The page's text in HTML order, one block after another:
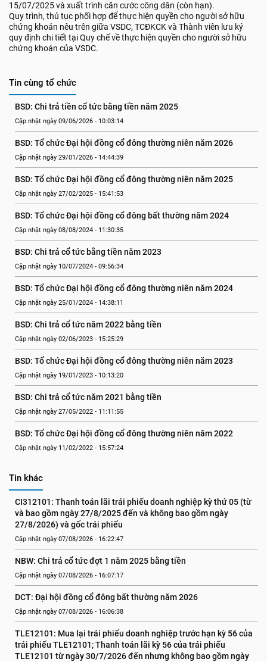
15/07/2025 và xuất trình căn cước công dân (còn hạn).
Quy trình, thủ tục phối hợp để thực hiện quyền cho người sở hữu
chứng khoán nêu trên giữa VSDC, TCĐKCK và Thành viên lưu ký
quy định chi tiết tại Quy chế về thực hiện quyền cho người sở hữu
chứng khoán của VSDC.
Tin cùng tổ chức
BSD: Chi trả tiền cổ tức bằng tiền năm 2025
Cập nhật ngày 09/06/2026 - 10:03:14
BSD: Tổ chức Đại hội đồng cổ đông thường niên năm 2026
Cập nhật ngày 29/01/2026 - 14:44:39
BSD: Tổ chức Đại hội đồng cổ đông thường niên năm 2025
Cập nhật ngày 27/02/2025 - 15:41:53
BSD: Tổ chức Đại hội đồng cổ đông bất thường năm 2024
Cập nhật ngày 08/08/2024 - 11:30:35
BSD: Chi trả cổ tức bằng tiền năm 2023
Cập nhật ngày 10/07/2024 - 09:56:34
BSD: Tổ chức Đại hội đồng cổ đông thường niên năm 2024
Cập nhật ngày 25/01/2024 - 14:38:11
BSD: Chi trả cổ tức năm 2022 bằng tiền
Cập nhật ngày 02/06/2023 - 15:25:29
BSD: Tổ chức Đại hội đồng cổ đông thường niên năm 2023
Cập nhật ngày 19/01/2023 - 10:13:20
BSD: Chi trả cổ tức năm 2021 bằng tiền
Cập nhật ngày 27/05/2022 - 11:11:55
BSD: Tổ chức Đại hội đồng cổ đông thường niên năm 2022
Cập nhật ngày 11/02/2022 - 15:57:24
Tin khác
CI312101: Thanh toán lãi trái phiếu doanh nghiệp kỳ thứ 05 (từ
và bao gồm ngày 27/8/2025 đến và không bao gồm ngày
27/8/2026) và gốc trái phiếu
Cập nhật ngày 07/08/2026 - 16:22:47
NBW: Chi trả cổ tức đợt 1 năm 2025 bằng tiền
Cập nhật ngày 07/08/2026 - 16:07:17
DCT: Đại hội đồng cổ đông bất thường năm 2026
Cập nhật ngày 07/08/2026 - 16:06:38
TLE12101: Mua lại trái phiếu doanh nghiệp trước hạn kỳ 56 của
trái phiếu TLE12101; Thanh toán lãi kỳ 56 của trái phiếu
TLE12101 từ ngày 30/7/2026 đến nhưng không bao gồm ngày